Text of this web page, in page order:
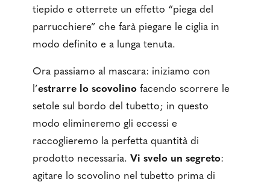
tiepido e otterrete un effetto “piega del
parrucchiere” che farà piegare le ciglia in
modo definito e a lunga tenuta.
Ora passiamo al mascara: iniziamo con
l’estrarre lo scovolino facendo scorrere le
setole sul bordo del tubetto; in questo
modo elimineremo gli eccessi e
raccoglieremo la perfetta quantità di
prodotto necessaria.Vi svelo un segreto:
agitare lo scovolino nel tubetto prima di